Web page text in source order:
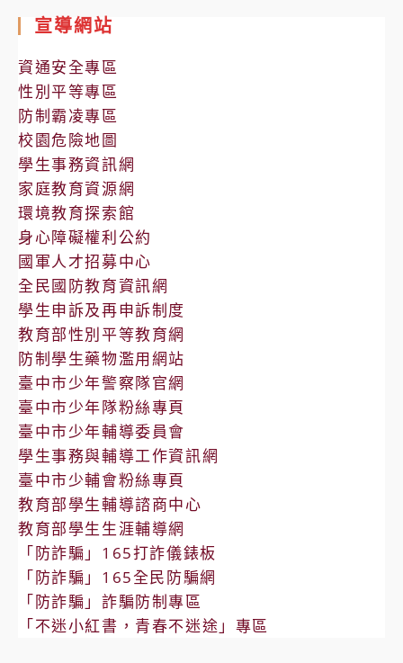
公
告
宣導網站
資通安全專區
性別平等專區
防制霸凌專區
校園危險地圖
學生事務資訊網
家庭教育資源網
環境教育探索館
身心障礙權利公約
國軍人才招募中心
全民國防教育資訊網
學生申訴及再申訴制度
教育部性別平等教育網
防制學生藥物濫用網站
臺中市少年警察隊官網
臺中市少年隊粉絲專頁
臺中市少年輔導委員會
學生事務與輔導工作資訊網
臺中市少輔會粉絲專頁
教育部學生輔導諮商中心
教育部學生生涯輔導網
「防詐騙」165打詐儀錶板
「防詐騙」165全民防騙網
「防詐騙」詐騙防制專區
「不迷小紅書，青春不迷途」專區